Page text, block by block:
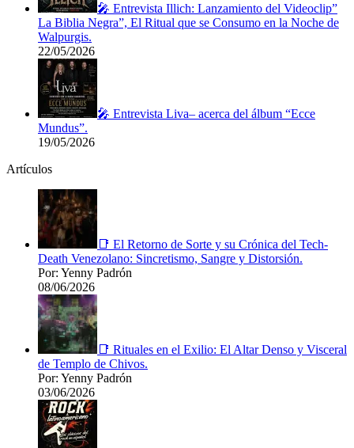
🎤 Entrevista Illich: Lanzamiento del Videoclip”
La Biblia Negra”, El Ritual que se Consumo en la Noche de
Walpurgis.
22/05/2026
🎤 Entrevista Liva– acerca del álbum “Ecce
Mundus”.
19/05/2026
Artículos
📑 El Retorno de Sorte y su Crónica del Tech-
Death Venezolano: Sincretismo, Sangre y Distorsión.
Por: Yenny Padrón
08/06/2026
📑 Rituales en el Exilio: El Altar Denso y Visceral
de Templo de Chivos.
Por: Yenny Padrón
03/06/2026